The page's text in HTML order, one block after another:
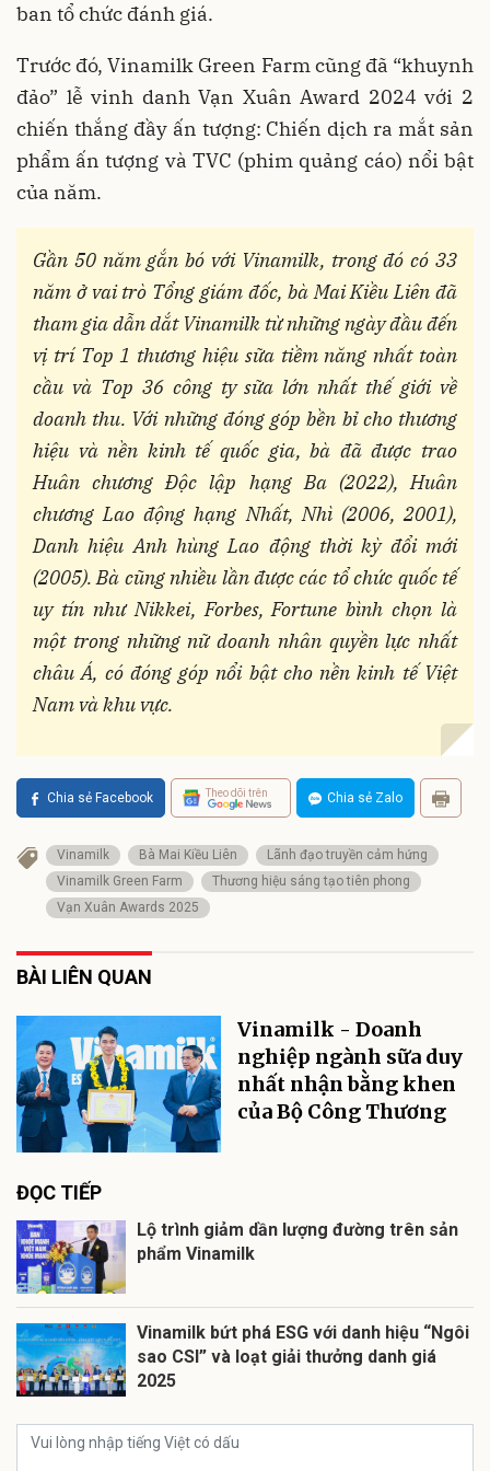
ban tổ chức đánh giá.
Trước đó, Vinamilk Green Farm cũng đã “khuynh
đảo” lễ vinh danh Vạn Xuân Award 2024 với 2
chiến thắng đầy ấn tượng: Chiến dịch ra mắt sản
phẩm ấn tượng và TVC (phim quảng cáo) nổi bật
của năm.
Gần 50 năm gắn bó với Vinamilk, trong đó có 33
năm ở vai trò Tổng giám đốc, bà Mai Kiều Liên đã
tham gia dẫn dắt Vinamilk từ những ngày đầu đến
vị trí Top 1 thương hiệu sữa tiềm năng nhất toàn
cầu và Top 36 công ty sữa lớn nhất thế giới về
doanh thu. Với những đóng góp bền bỉ cho thương
hiệu và nền kinh tế quốc gia, bà đã được trao
Huân chương Độc lập hạng Ba (2022), Huân
chương Lao động hạng Nhất, Nhì (2006, 2001),
Danh hiệu Anh hùng Lao động thời kỳ đổi mới
(2005). Bà cũng nhiều lần được các tổ chức quốc tế
uy tín như Nikkei, Forbes, Fortune bình chọn là
một trong những nữ doanh nhân quyền lực nhất
châu Á, có đóng góp nổi bật cho nền kinh tế Việt
Nam và khu vực.
Chia sẻ Facebook Theo dõi trên Chia sẻ Zalo
Vinamilk Bà Mai Kiều Liên
Lãnh đạo truyền cảm hứng
Vinamilk Green Farm
Thương hiệu sáng tạo tiên phong
Vạn Xuân Awards 2025
BÀI LIÊN QUAN
Vinamilk - Doanh
nghiệp ngành sữa duy
nhất nhận bằng khen
của Bộ Công Thương
ĐỌC TIẾP
Lộ trình giảm dần lượng đường trên sản
phẩm Vinamilk
Vinamilk bứt phá ESG với danh hiệu “Ngôi
sao CSI” và loạt giải thưởng danh giá
2025